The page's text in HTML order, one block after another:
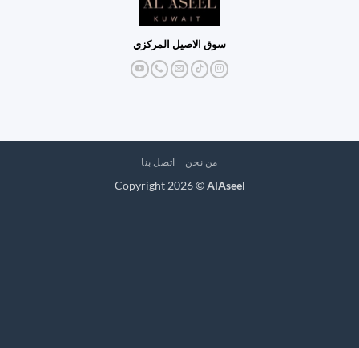
سوق الاصيل المركزي
من نحن اتصل بنا
Copyright 2026 ©AlAseel